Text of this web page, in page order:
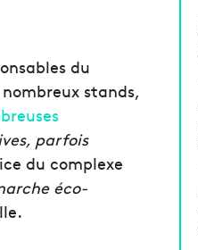
du
nombreux stands,
parfois
du complexe
éco-